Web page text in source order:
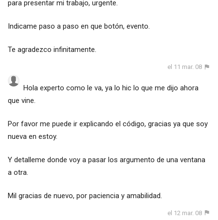
para presentar mi trabajo, urgente.
Indicame paso a paso en que botón, evento.
Te agradezco infinitamente.
el 11 mar. 08
Hola experto como le va, ya lo hic lo que me dijo ahora
que vine.
Por favor me puede ir explicando el código, gracias ya que soy
nueva en estoy.
Y detalleme donde voy a pasar los argumento de una ventana
a otra.
Mil gracias de nuevo, por paciencia y amabilidad.
el 12 mar. 08